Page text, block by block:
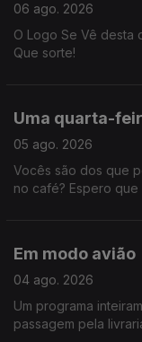
06 ago. 2026
O Logo Se Vê desta
Que sorte!
Uma quarta-
05 ago. 2026
Vocês são dos que
no café? Espero
em Bicicleta e ainda
Vagos Metal Fest.
Em modo avião
04 ago. 2026
Um programa
passagem pela